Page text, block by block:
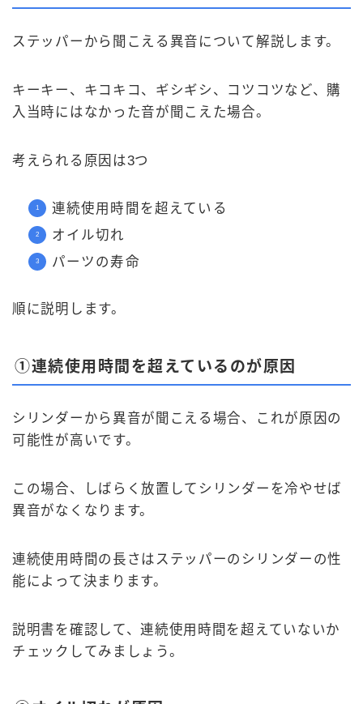
ステッパーから聞こえる異音について解説します。
キーキー、キコキコ、ギシギシ、コツコツなど、購
入当時にはなかった音が聞こえた場合。
考えられる原因は3つ
連続使用時間を超えている
オイル切れ
パーツの寿命
順に説明します。
①連続使用時間を超えているのが原因
シリンダーから異音が聞こえる場合、これが原因の
可能性が高いです。
この場合、しばらく放置してシリンダーを冷やせば
異音がなくなります。
連続使用時間の長さはステッパーのシリンダーの性
能によって決まります。
説明書を確認して、連続使用時間を超えていないか
チェックしてみましょう。